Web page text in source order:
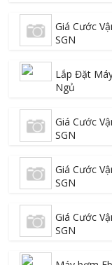
Giá Cước
SGN
Lắp Đặt
Ngủ
Giá Cước
SGN
Giá Cước
SGN
Giá Cước
SGN